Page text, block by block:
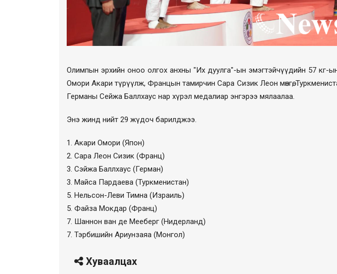
Олимпын эрхийн оноо олгох анхны "Их дуулга"-ын эмэгтэйчүүдийн 57 кг-
Омори Акари түрүүлж, Францын тамирчин Сара Сизик Леон мөнгө,
Германы Сейжа Баллхаус нар хүрэл медалиар энгэрээ мялаалаа.
Энэ жинд нийт 29 жүдоч барилджээ.
1. Акари Омори (Япон)
2. Сара Леон Сизик (Франц)
3. Сэйжа Баллхаус (Герман)
3. Майса Пардаева (Туркменистан)
5. Нельсон-Леви Тимна (Израиль)
5. Файза Мокдар (Франц)
7. Шаннон ван де Мееберг (Нидерланд)
7. Тэрбишийн Ариунзаяа (Монгол)
Хуваалцах